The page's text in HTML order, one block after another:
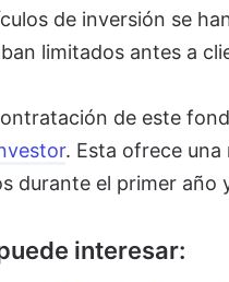
de inversión se
limitados antes a
de este
. Esta ofrece una
durante el primer año
interesar: